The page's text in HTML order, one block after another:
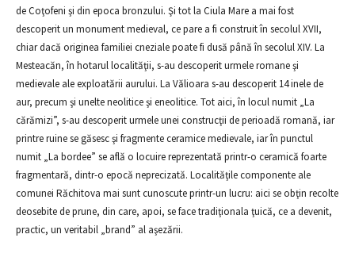
de Coţofeni şi din epoca bronzului. Şi tot la Ciula Mare a mai fost
descoperit un monument medieval, ce pare a fi construit în secolul XVII,
chiar dacă originea familiei cneziale poate fi dusă până în secolul XIV. La
Mesteacăn, în hotarul localităţii, s-au descoperit urmele romane şi
medievale ale exploatării aurului. La Vălioara s-au descoperit 14 inele de
aur, precum şi unelte neolitice şi eneolitice. Tot aici, în locul numit „La
cărămizi”, s-au descoperit urmele unei construcţii de perioadă romană, iar
printre ruine se găsesc şi fragmente ceramice medievale, iar în punctul
numit „La bordee” se află o locuire reprezentată printr-o ceramică foarte
fragmentară, dintr-o epocă neprecizată. Localităţile componente ale
comunei Răchitova mai sunt cunoscute printr-un lucru: aici se obţin recolte
deosebite de prune, din care, apoi, se face tradiţionala ţuică, ce a devenit,
practic, un veritabil „brand” al aşezării.